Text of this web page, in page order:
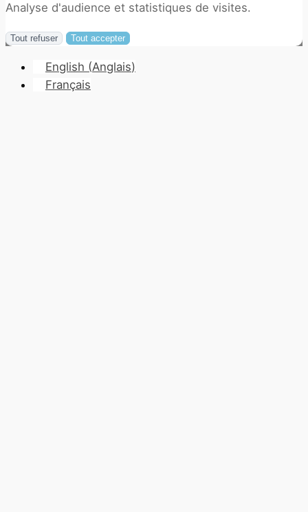
Analyse d'audience et statistiques de visites.
Tout refuser Tout accepter
English (Anglais)
Français